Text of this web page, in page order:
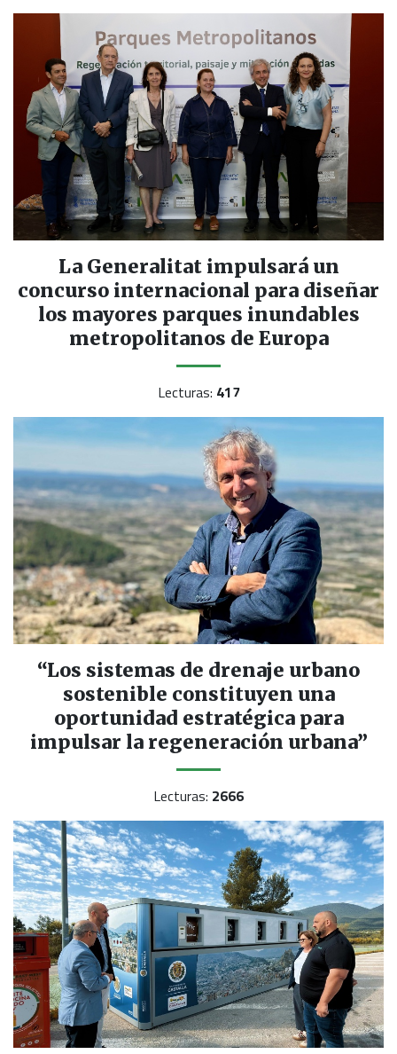
La Generalitat impulsará un
concurso internacional para diseñar
los mayores parques inundables
metropolitanos de Europa
Lecturas: 417
“Los sistemas de drenaje urbano
sostenible constituyen una
oportunidad estratégica para
impulsar la regeneración urbana”
Lecturas: 2666